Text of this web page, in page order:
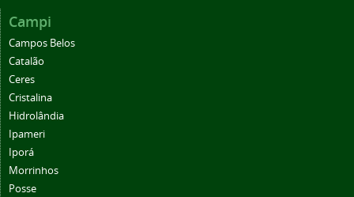
Campi
Campos Belos
Catalão
Ceres
Cristalina
Hidrolândia
Ipameri
Iporá
Morrinhos
Posse